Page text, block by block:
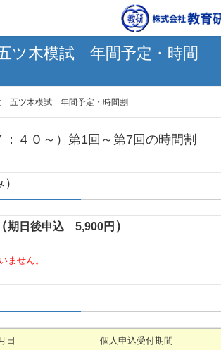
ツ木模試 年間予定・時間
五ツ木模試 年間予定・時間割
４０～）第1回～第7回の時間割
期日後申込 5,900円 ）
ません。
日 個人申込受付期間